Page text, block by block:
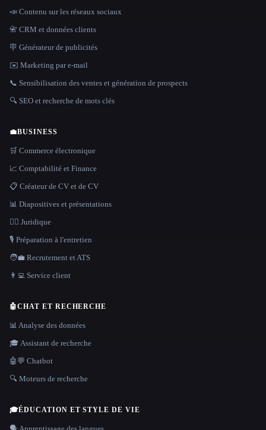
📣 Contenu sur les réseaux sociaux
📇 CRM et données clients
🪧 Générateur de publicités
✉️ Marketing par e-mail
📞 Sensibilisation des ventes et génération de prospects
🔍 SEO et recherche de mots clés
💼BUSINESS
🛒 Commerce électronique
📈 Comptabilité et Finance
📋 Créateur de CV et de CV
📊 Diapositives et présentations
👩‍⚖️ Juridique
🎙️ Préparation à l'entretien
🧑‍💼 Recrutement et ATS
👨‍💻 Service client
🤖CHAT ET RECHERCHE
📊 Analyse des données
🎓 Assistant de recherche
🤖💬 Chatbot
🔍 Moteurs de recherche
🎓ÉDUCATION ET STYLE DE VIE